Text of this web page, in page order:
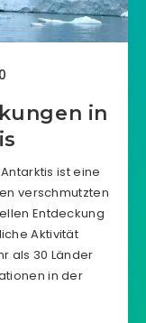
in
ist eine
verschmutzten
Entdeckung
Aktivität
als 30 Länder
in der